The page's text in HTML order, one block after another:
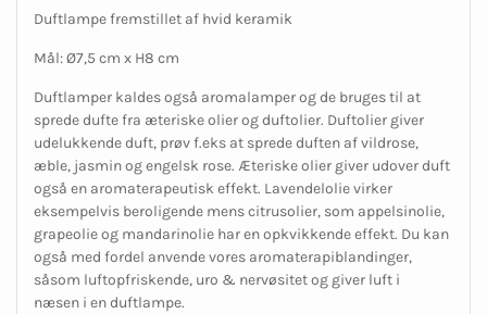
Duftlampe fremstillet af hvid keramik
Mål: Ø7,5 cm x H8 cm
Duftlamper kaldes også aromalamper og de bruges til at
sprede dufte fra æteriske olier og duftolier. Duftolier giver
udelukkende duft, prøv f.eks at sprede duften af vildrose,
æble, jasmin og engelsk rose. Æteriske olier giver udover duft
også en aromaterapeutisk effekt. Lavendelolie virker
eksempelvis beroligende mens citrusolier, som appelsinolie,
grapeolie og mandarinolie har en opkvikkende effekt. Du kan
også med fordel anvende vores aromaterapiblandinger,
såsom luftopfriskende, uro & nervøsitet og giver luft i
næsen i en duftlampe.